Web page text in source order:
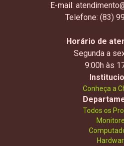
E-mail:
Telefone: (83)
Horário de
Segunda a
9:00h às
Conheça a
Todos os